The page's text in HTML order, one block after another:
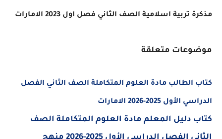
تربية اسلامية الصف الثاني فصل اول 2023 الامارات
متعلقة
الطالب مادة العلوم المتكاملة الصف الثاني الفصل
2025-2026 الامارات
دليل المعلم مادة العلوم المتكاملة الصف